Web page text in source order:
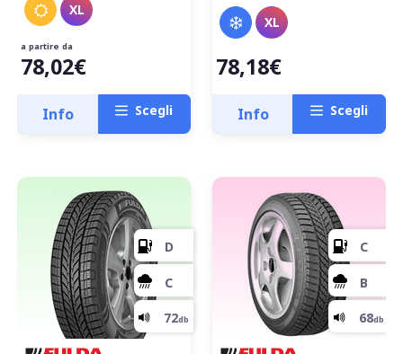
XL
a partire da
78,02€
Info Scegli
XL
78,18€
Info Scegli